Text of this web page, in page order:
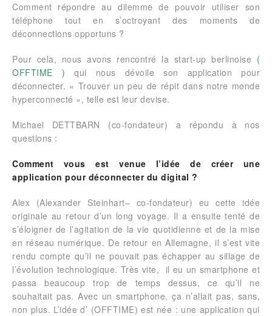
Comment répondre au dilemme de pouvoir utiliser son
téléphone tout en s’octroyant des moments de
déconnections opportuns ?
Pour cela, nous avons rencontré la start-up berlinoise (
OFFTIME ) qui nous dévoile son application pour
déconnecter. « Trouver un peu de répit dans notre monde
hyperconnecté », telle est leur devise.
Michael DETTBARN (co-fondateur) a répondu à nos
questions :
Comment vous est venue l’idée de créer une
application pour déconnecter du digital ?
Alex (Alexander Steinhart– co-fondateur) eu cette idée
originale au retour d’un long voyage. Il a ensuite tenté de
s’éloigner de l’agitation de la vie quotidienne et de la mise
en réseau numérique. De retour en Allemagne, il s’est vite
rendu compte qu’il ne pouvait pas échapper au sillage de
l’évolution technologique. Très vite, il eu un smartphone et
passa beaucoup trop de temps dessus, ce qu’il ne
souhaitait pas. Avec un smartphone, ça n’allait pas, sans,
non plus. L’idée d’ (OFFTIME) est née : une application qui